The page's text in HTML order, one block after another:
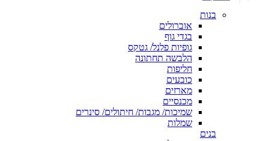
בנות
אוברולים
בגדי גוף
גופיות פלנל/ גטקס
הלבשה תחתונה
חליפות
כובעים
מארזים
מכנסיים
שמיכות/ מגבות/ חיתולים/ סינרים
שמלות
בנים